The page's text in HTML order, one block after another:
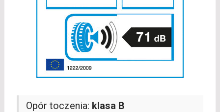
Opór toczenia: klasa B